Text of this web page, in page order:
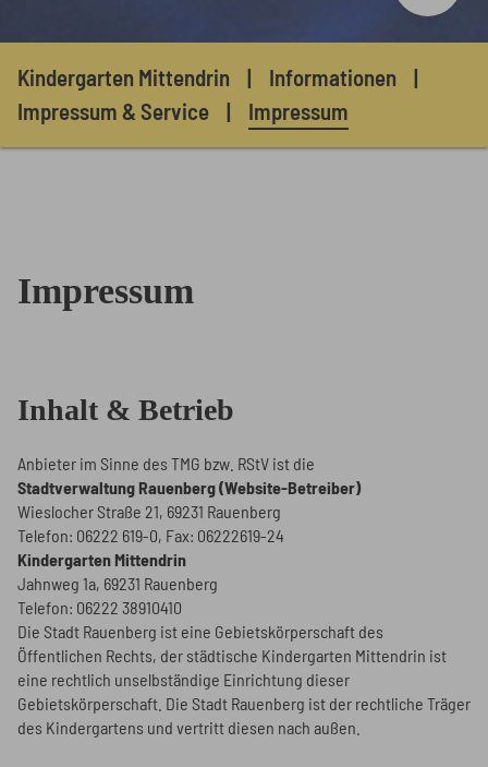
Kindergarten Mittendrin
Informationen
Impressum & Service
Impressum
Impressum
Inhalt & Betrieb
Anbieter im Sinne des TMG bzw. RStV ist die
Stadtverwaltung Rauenberg (Website-Betreiber)
Wieslocher Straße 21, 69231 Rauenberg
Telefon: 06222 619-0, Fax: 06222619-24
Kindergarten Mittendrin
Jahnweg 1a, 69231 Rauenberg
Telefon: 06222 38910410
Die Stadt Rauenberg ist eine Gebietskörperschaft des
Öffentlichen Rechts, der städtische Kindergarten Mittendrin ist
eine rechtlich unselbständige Einrichtung dieser
Gebietskörperschaft. Die Stadt Rauenberg ist der rechtliche Träger
des Kindergartens und vertritt diesen nach außen.